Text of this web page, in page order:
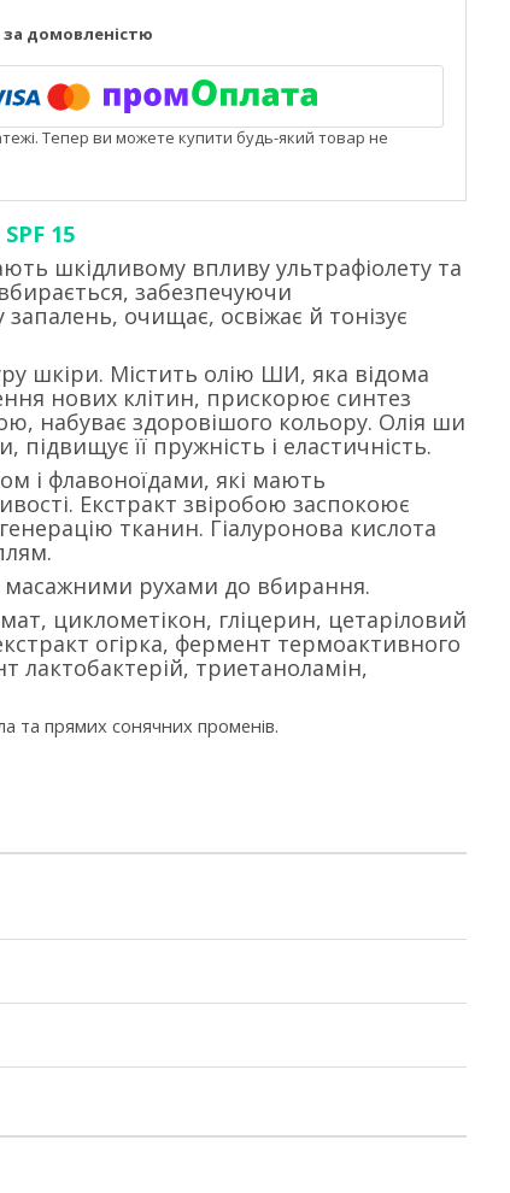
за домовленістю
Тепер ви можете купити будь-який товар не
15
шкідливому впливу ультрафіолету та
забезпечуючи
очищає, освіжає й тонізує
шкіри. Містить олію ШИ, яка відома
нових клітин, прискорює синтез
набуває здоровішого кольору. Олія ши
її пружність і еластичність.
і флавоноїдами, які мають
Екстракт звіробою заспокоює
тканин. Гіалуронова кислота
масажними рухами до вбирання.
циклометікон, гліцерин, цетаріловий
огірка, фермент термоактивного
лактобактерій, триетаноламін,
та прямих сонячних променів.